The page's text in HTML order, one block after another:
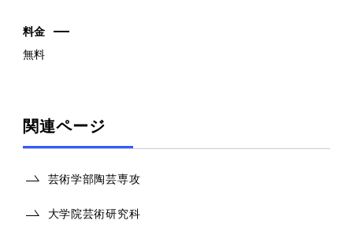
料金
無料
関連ページ
芸術学部陶芸専攻
大学院芸術研究科